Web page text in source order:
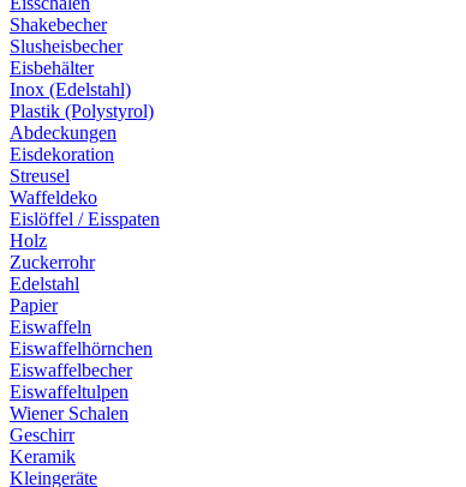
Shakebecher
Slusheisbecher
Eisbehälter
Inox (Edelstahl)
Plastik (Polystyrol)
Abdeckungen
Eisdekoration
Streusel
Waffeldeko
Eislöffel / Eisspaten
Holz
Zuckerrohr
Edelstahl
Papier
Eiswaffeln
Eiswaffelhörnchen
Eiswaffelbecher
Eiswaffeltulpen
Wiener Schalen
Geschirr
Keramik
Kleingeräte